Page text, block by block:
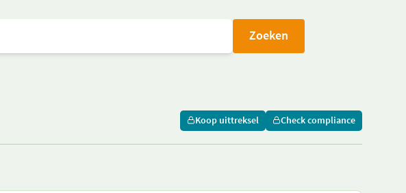
Zoeken
Koop uittreksel Check compliance